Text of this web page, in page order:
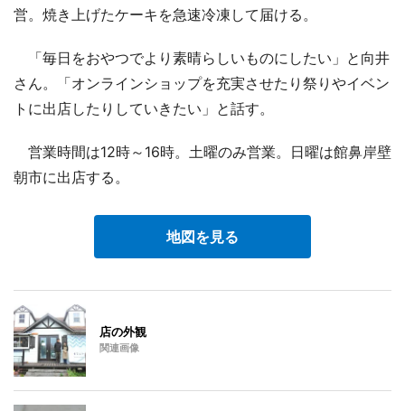
営。焼き上げたケーキを急速冷凍して届ける。
「毎日をおやつでより素晴らしいものにしたい」と向井
さん。「オンラインショップを充実させたり祭りやイベン
トに出店したりしていきたい」と話す。
営業時間は12時～16時。土曜のみ営業。日曜は館鼻岸壁
朝市に出店する。
地図を見る
店の外観
関連画像